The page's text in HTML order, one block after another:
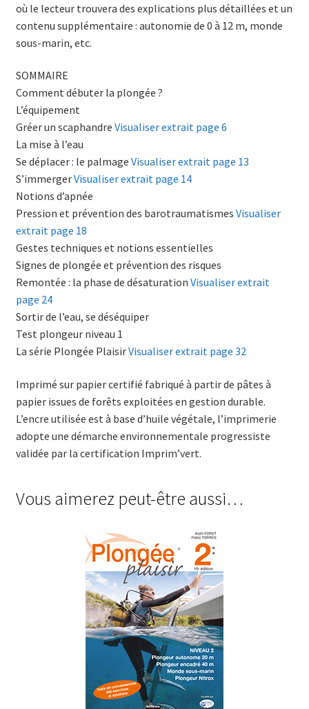
où le lecteur trouvera des explications plus détaillées et un
contenu supplémentaire : autonomie de 0 à 12 m, monde
sous-marin, etc.
SOMMAIRE
Comment débuter la plongée ?
L’équipement
Gréer un scaphandre Visualiser extrait page 6
La mise à l’eau
Se déplacer : le palmage Visualiser extrait page 13
S’immergerVisualiser extrait page 14
Notions d’apnée
Pression et prévention des barotraumatismes Visualiser
extrait page 18
Gestes techniques et notions essentielles
Signes de plongée et prévention des risques
Remontée : la phase de désaturation Visualiser extrait
page 24
Sortir de l’eau, se déséquiper
Test plongeur niveau 1
La série Plongée PlaisirVisualiser extrait page 32
Imprimé sur papier certifié fabriqué à partir de pâtes à
papier issues de forêts exploitées en gestion durable.
L’encre utilisée est à base d’huile végétale, l’imprimerie
adopte une démarche environnementale progressiste
validée par la certification Imprim’vert.
Vous aimerez peut-être aussi…